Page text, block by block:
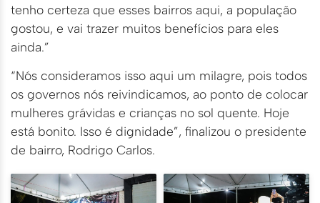
tenho certeza que esses bairros aqui, a população
gostou, e vai trazer muitos benefícios para eles
ainda.”
“Nós consideramos isso aqui um milagre, pois todos
os governos nós reivindicamos, ao ponto de colocar
mulheres grávidas e crianças no sol quente. Hoje
está bonito. Isso é dignidade”, finalizou o presidente
de bairro, Rodrigo Carlos.